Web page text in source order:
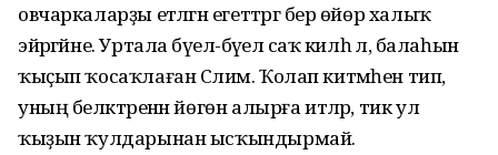
овчаркаларҙы етәләгән егеттәргә бер өйөр халыҡ
эйәргәйне. Уртала бәүелә-бәүелә саҡ килһә лә, балаһын
ҡыҫып ҡосаҡлаған Сәлим. Ҡолап китмәһен тип,
уның беләктәренән йөгөн алырға итәләр, тик ул
ҡыҙын ҡулдарынан ысҡындырмай.